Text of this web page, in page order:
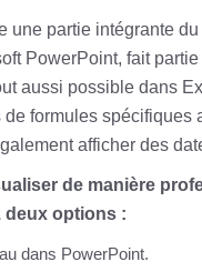
une partie intégrante
PowerPoint, fait
aussi possible dans
formules
afficher des
de manière
deux options :
dans PowerPoint.